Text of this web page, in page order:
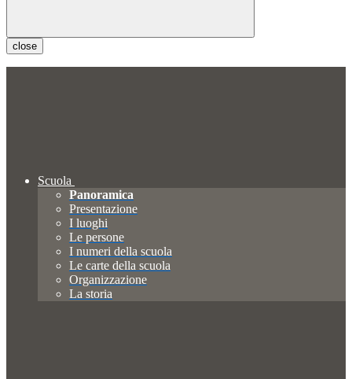
close
Scuola
Panoramica
Presentazione
I luoghi
Le persone
I numeri della scuola
Le carte della scuola
Organizzazione
La storia